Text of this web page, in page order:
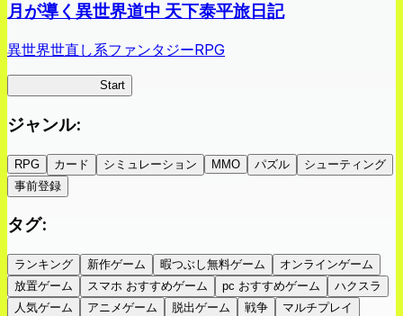
月が導く異世界道中 天下泰平旅日記
異世界世直し系ファンタジーRPG
Start
ジャンル:
RPG カード シミュレーション MMO パズル
シューティング
事前登録
タグ:
ランキング 新作ゲーム 暇つぶし無料ゲーム
オンラインゲーム
放置ゲーム
スマホ おすすめゲーム pc おすすめゲーム
ハクスラ
人気ゲーム
アニメゲーム 脱出ゲーム 戦争
マルチプレイ